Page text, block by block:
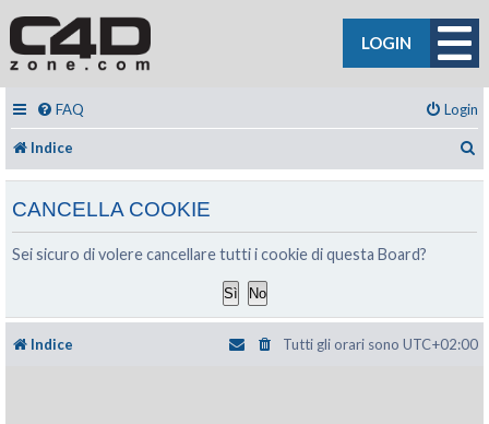
LOGIN
FAQ Login
Indice
CANCELLA COOKIE
Sei sicuro di volere cancellare tutti i cookie di questa Board?
Indice Tutti gli orari sono UTC+02:00